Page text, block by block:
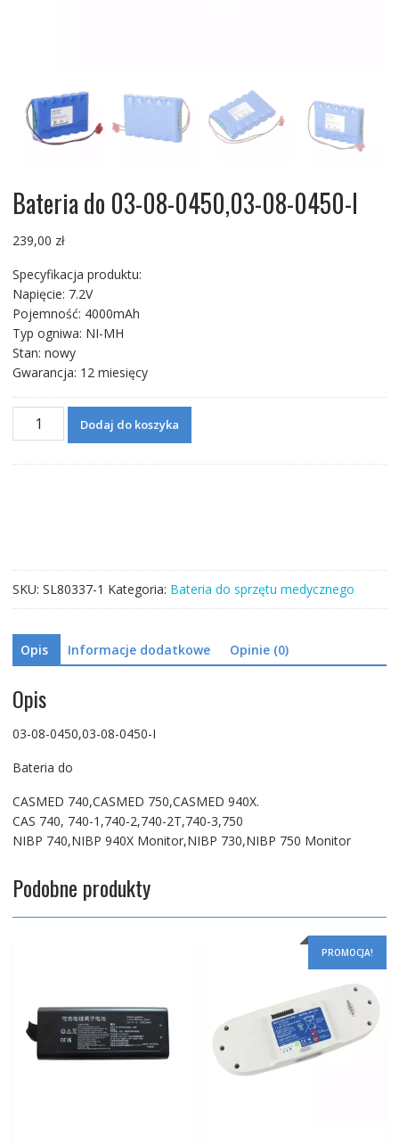
Bateria do 03-08-0450,03-08-0450-I
239,00 zł
Specyfikacja produktu:
Napięcie: 7.2V
Pojemność: 4000mAh
Typ ogniwa: NI-MH
Stan: nowy
Gwarancja: 12 miesięcy
ilość
Bateria
I
Dodaj do koszyka
SKU: SL80337-1 Kategoria: Bateria do sprzętu medycznego
Opis Informacje dodatkowe Opinie (0)
Opis
03-08-0450,03-08-0450-I
Bateria do
CASMED 740,CASMED 750,CASMED 940X.
CAS 740, 740-1,740-2,740-2T,740-3,750
NIBP 740,NIBP 940X Monitor,NIBP 730,NIBP 750 Monitor
Podobne produkty
PROMOCJA!